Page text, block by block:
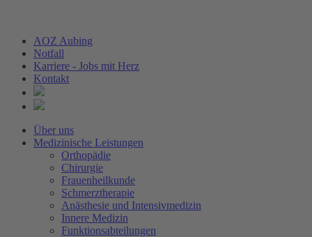
AOZ Aubing
Notfall
Karriere - Jobs mit Herz
Kontakt
Über uns
Medizinische Leistungen
Orthopädie
Chirurgie
Frauenheilkunde
Schmerztherapie
Anästhesie und Intensivmedizin
Innere Medizin
Funktionsabteilungen